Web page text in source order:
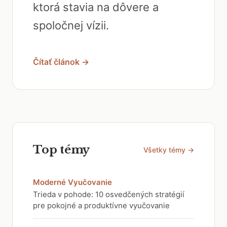
ktorá stavia na dôvere a
spoločnej vízii.
Čítať článok →
Top témy Všetky témy →
Moderné Vyučovanie
Trieda v pohode: 10 osvedčených stratégií
pre pokojné a produktívne vyučovanie